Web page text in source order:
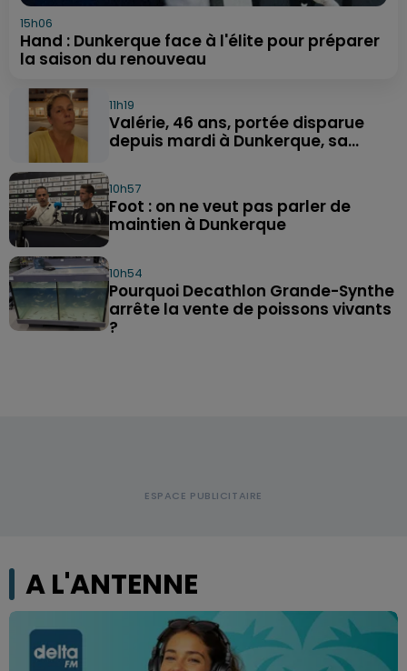
15h06
Hand : Dunkerque face à l'élite pour préparer
la saison du renouveau
11h19
Valérie, 46 ans, portée disparue
depuis mardi à Dunkerque, sa...
10h57
Foot : on ne veut pas parler de
maintien à Dunkerque
10h54
Pourquoi Decathlon Grande-Synthe
arrête la vente de poissons vivants
?
A L'ANTENNE